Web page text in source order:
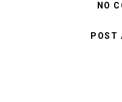
NO
POST